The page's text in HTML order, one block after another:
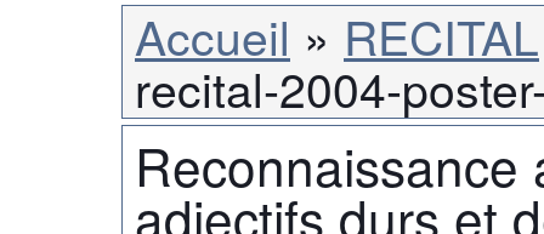
Accueil RECITAL
recital-2004-
adjectifs durs et